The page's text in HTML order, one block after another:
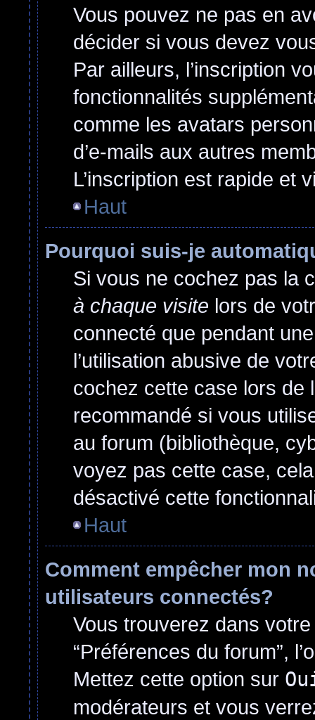
Vous pouvez ne pas en
décider si vous devez
Par ailleurs, l’inscription
fonctionnalités
comme les avatars
d’e-mails aux autres
L’inscription est rapide et
Haut
Pourquoi suis-je
Si vous ne cochez pas la
à chaque visite lors de
connecté que pendant
l’utilisation abusive de
cochez cette case lors de
recommandé si vous
au forum (bibliothèque,
voyez pas cette case,
désactivé cette
Haut
Comment empêcher mon
utilisateurs connectés?
Vous trouverez dans
“Préférences du forum”,
Mettez cette option sur
modérateurs et vous